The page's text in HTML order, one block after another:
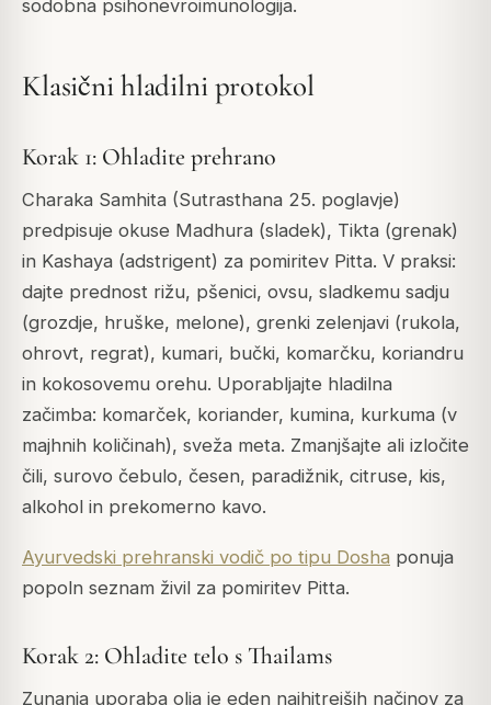
sodobna psihonevroimunologija.
Klasični hladilni protokol
Korak 1: Ohladite prehrano
Charaka Samhita (Sutrasthana 25. poglavje)
predpisuje okuse Madhura (sladek), Tikta (grenak)
in Kashaya (adstrigent) za pomiritev Pitta. V praksi:
dajte prednost rižu, pšenici, ovsu, sladkemu sadju
(grozdje, hruške, melone), grenki zelenjavi (rukola,
ohrovt, regrat), kumari, bučki, komarčku, koriandru
in kokosovemu orehu. Uporabljajte hladilna
začimba: komarček, koriander, kumina, kurkuma (v
majhnih količinah), sveža meta. Zmanjšajte ali izločite
čili, surovo čebulo, česen, paradižnik, citruse, kis,
alkohol in prekomerno kavo.
Ayurvedski prehranski vodič po tipu Dosha ponuja
popoln seznam živil za pomiritev Pitta.
Korak 2: Ohladite telo s Thailams
Zunanja uporaba olja je eden najhitrejših načinov za